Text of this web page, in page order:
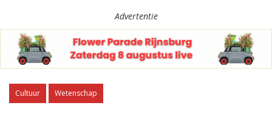
Advertentie
Cultuur Wetenschap